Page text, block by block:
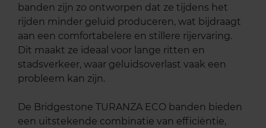
banden zijn zo ontworpen dat ze tijdens het
rijden minder geluid produceren, wat bijdraagt
aan een comfortabelere en stillere rijervaring.
Dit maakt ze ideaal voor lange ritten en
stadsverkeer, waar geluidsoverlast vaak een
probleem kan zijn.
De Bridgestone TURANZA ECO banden bieden
een uitstekende combinatie van efficiëntie,